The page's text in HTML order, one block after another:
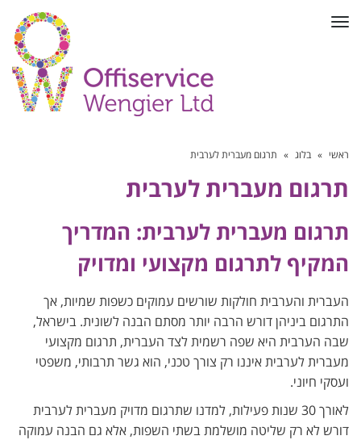
תפריט
ראשי » בלוג » תרגום מעברית לערבית
תרגום מעברית לערבית
תרגום מעברית לערבית: המדריך
המקיף לתרגום מקצועי ומדויק
העברית והערבית חולקות שורשים עמוקים כשפות שמיות, אך
התרגום ביניהן דורש הרבה יותר מסתם הבנה לשונית. בישראל,
שבה הערבית היא שפה רשמית לצד העברית, תרגום מקצועי
מעברית לערבית איננו רק צורך טכני, הוא גשר תרבותי, משפטי
ועסקי חיוני.
לאורך 30 שנות פעילות, למדנו שתרגום מדויק מעברית לערבית
דורש לא רק שליטה מושלמת בשתי השפות, אלא גם הבנה עמוקה